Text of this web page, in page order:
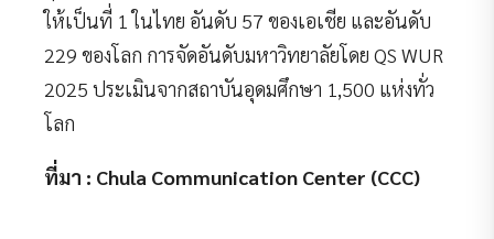
ให้เป็นที่ 1 ในไทย อันดับ 57 ของเอเชีย และอันดับ
229 ของโลก การจัดอันดับมหาวิทยาลัยโดย QS WUR
2025 ประเมินจากสถาบันอุดมศึกษา 1,500 แห่งทั่ว
โลก
ที่มา : Chula Communication Center (CCC)